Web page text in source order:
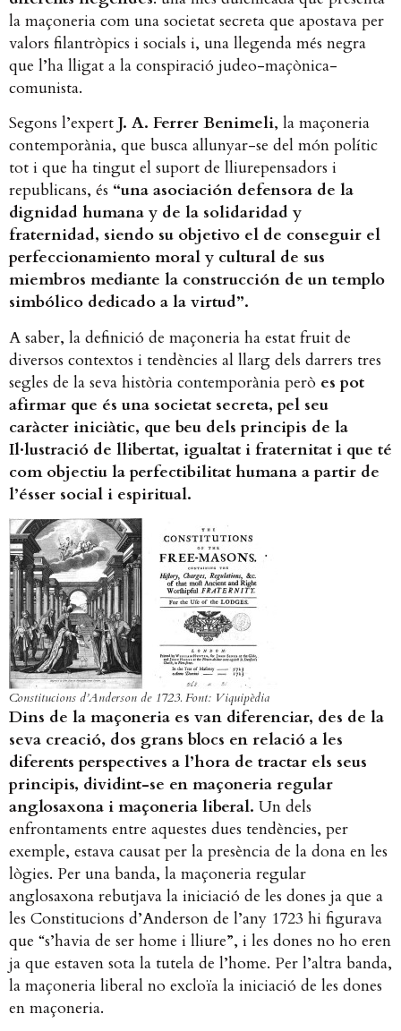
la maçoneria com una societat secreta que apostava per
valors filantròpics i socials i, una llegenda més negra
que l’ha lligat a la conspiració judeo-maçònica-
comunista.
Segons l’expert J. A. Ferrer Benimeli, la maçoneria
contemporània, que busca allunyar-se del món polític
tot i que ha tingut el suport de lliurepensadors i
republicans, és “una asociación defensora de la
dignidad humana y de la solidaridad y
fraternidad, siendo su objetivo el de conseguir el
perfeccionamiento moral y cultural de sus
miembros mediante la construcción de un templo
simbólico dedicado a la virtud”.
A saber, la definició de maçoneria ha estat fruit de
diversos contextos i tendències al llarg dels darrers tres
segles de la seva història contemporània però es pot
afirmar que és una societat secreta, pel seu
caràcter iniciàtic, que beu dels principis de la
Il·lustració de llibertat, igualtat i fraternitat i que té
com objectiu la perfectibilitat humana a partir de
l’ésser social i espiritual.
Constitucions d’Anderson de 1723. Font: Viquipèdia
Dins de la maçoneria es van diferenciar, des de la
seva creació, dos grans blocs en relació a les
diferents perspectives a l’hora de tractar els seus
principis, dividint-se en maçoneria regular
anglosaxona i maçoneria liberal. Un dels
enfrontaments entre aquestes dues tendències, per
exemple, estava causat per la presència de la dona en les
lògies. Per una banda, la maçoneria regular
anglosaxona rebutjava la iniciació de les dones ja que a
les Constitucions d’Anderson de l’any 1723 hi figurava
que “s’havia de ser home i lliure”, i les dones no ho eren
ja que estaven sota la tutela de l’home. Per l’altra banda,
la maçoneria liberal no excloïa la iniciació de les dones
en maçoneria.